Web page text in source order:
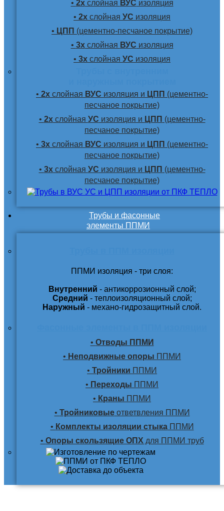
• 2хслойная ВУС изоляция
• 2х слойная УС изоляция
• ЦПП (цементно-песчаное покрытие)
• 3хслойная ВУС изоляция
• 3х слойная УС изоляция
• 2х слойная ВУС изоляция и ЦПП (цементно-
песчаное покрытие)
• 2хслойная УС изоляция и ЦПП (цементно-
песчаное покрытие)
• 3х слойная ВУС изоляция и ЦПП (цементно-
песчаное покрытие)
• 3хслойная УС изоляция и ЦПП (цементно-
песчаное покрытие)
Трубы и фасонные
элементы ППМИ
ППМИ изоляция - три слоя:
Внутренний - антикоррозионный слой;
Средний - теплоизоляционный слой;
Наружный - механо-гидрозащитный слой.
• Отводы ППМИ
• Неподвижные опоры ППМИ
• Тройники ППМИ
• Переходы ППМИ
• Краны ППМИ
• Тройниковыеответвления ППМИ
• Комплекты изоляции стыкаППМИ
• Опоры скользящие ОПХ для ППМИ труб